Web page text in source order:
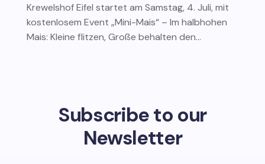
Krewelshof Eifel startet am Samstag, 4. Juli, mit
kostenlosem Event „Mini-Mais“ – Im halbhohen
Mais: Kleine flitzen, Große behalten den...
Subscribe to our
Newsletter